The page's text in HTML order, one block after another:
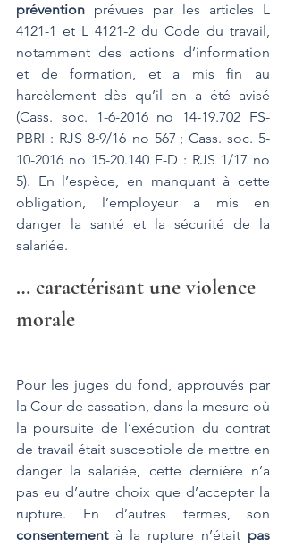
prévention prévues par les articles L
4121-1 et L 4121-2 du Code du travail,
notamment des actions d’information
et de formation, et a mis fin au
harcèlement dès qu’il en a été avisé
(Cass. soc. 1-6-2016 no 14-19.702 FS-
PBRI : RJS 8-9/16 no 567 ; Cass. soc. 5-
10-2016 no 15-20.140 F-D : RJS 1/17 no
5). En l’espèce, en manquant à cette
obligation, l’employeur a mis en
danger la santé et la sécurité de la
salariée.
… caractérisant une violence
morale
Pour les juges du fond, approuvés par
la Cour de cassation, dans la mesure où
la poursuite de l’exécution du contrat
de travail était susceptible de mettre en
danger la salariée, cette dernière n’a
pas eu d’autre choix que d’accepter la
consentement à la rupture n’était pas